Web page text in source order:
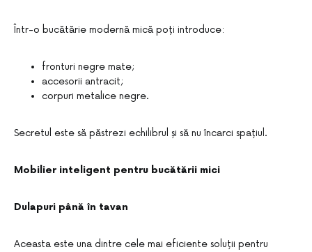
Într-o bucătărie modernă mică poți introduce:
fronturi negre mate;
accesorii antracit;
corpuri metalice negre.
Secretul este să păstrezi echilibrul și să nu încarci spațiul.
Mobilier inteligent pentru bucătării mici
Dulapuri până în tavan
Aceasta este una dintre cele mai eficiente soluții pentru